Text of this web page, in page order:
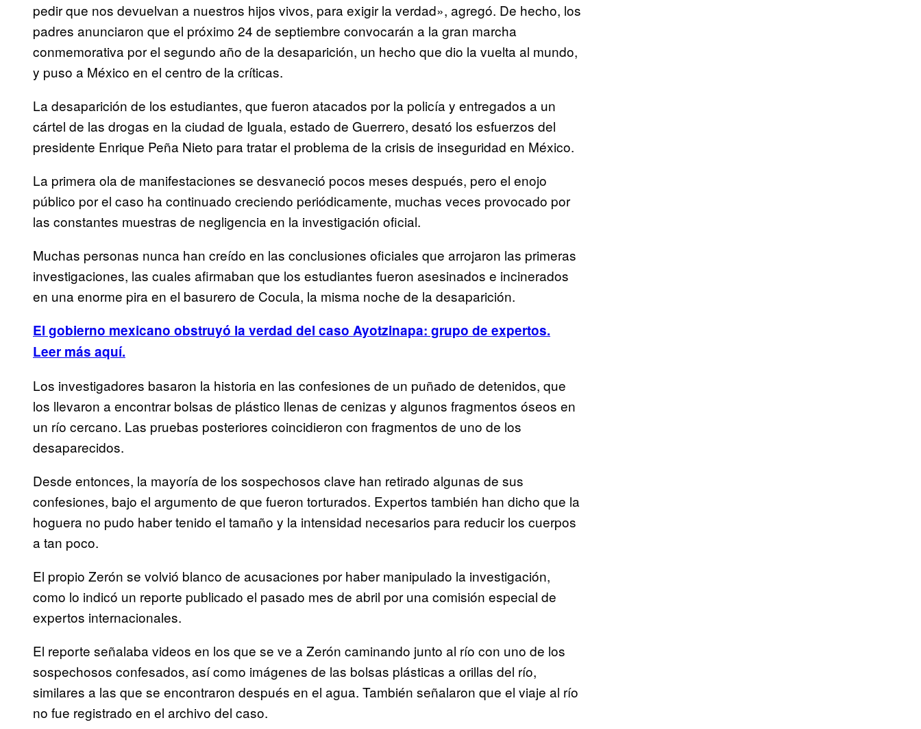
pedir que nos devuelvan a nuestros hijos vivos, para exigir la verdad», agregó. De hecho, los
padres anunciaron que el próximo 24 de septiembre convocarán a la gran marcha
conmemorativa por el segundo año de la desaparición, un hecho que dio la vuelta al mundo,
y puso a México en el centro de la críticas.
La desaparición de los estudiantes, que fueron atacados por la policía y entregados a un
cártel de las drogas en la ciudad de Iguala, estado de Guerrero, desató los esfuerzos del
presidente Enrique Peña Nieto para tratar el problema de la crisis de inseguridad en México.
La primera ola de manifestaciones se desvaneció pocos meses después, pero el enojo
público por el caso ha continuado creciendo periódicamente, muchas veces provocado por
las constantes muestras de negligencia en la investigación oficial.
Muchas personas nunca han creído en las conclusiones oficiales que arrojaron las primeras
investigaciones, las cuales afirmaban que los estudiantes fueron asesinados e incinerados
en una enorme pira en el basurero de Cocula, la misma noche de la desaparición.
El gobierno mexicano obstruyó la verdad del caso Ayotzinapa: grupo de expertos.
Leer más aquí.
Los investigadores basaron la historia en las confesiones de un puñado de detenidos, que
los llevaron a encontrar bolsas de plástico llenas de cenizas y algunos fragmentos óseos en
un río cercano. Las pruebas posteriores coincidieron con fragmentos de uno de los
desaparecidos.
Desde entonces, la mayoría de los sospechosos clave han retirado algunas de sus
confesiones, bajo el argumento de que fueron torturados. Expertos también han dicho que la
hoguera no pudo haber tenido el tamaño y la intensidad necesarios para reducir los cuerpos
a tan poco.
El propio Zerón se volvió blanco de acusaciones por haber manipulado la investigación,
como lo indicó un reporte publicado el pasado mes de abril por una comisión especial de
expertos internacionales.
El reporte señalaba videos en los que se ve a Zerón caminando junto al río con uno de los
sospechosos confesados, así como imágenes de las bolsas plásticas a orillas del río,
similares a las que se encontraron después en el agua. También señalaron que el viaje al río
no fue registrado en el archivo del caso.